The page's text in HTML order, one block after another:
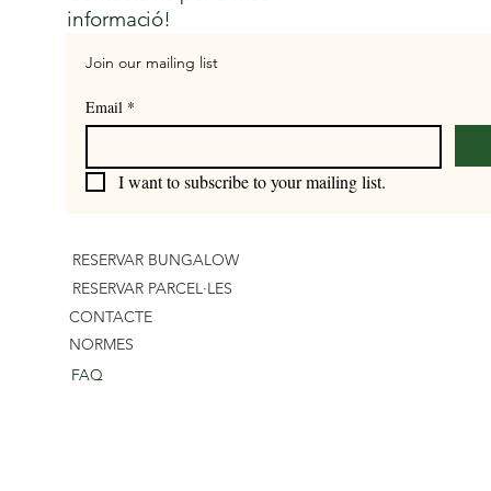
informació!
Join our mailing list
Email *
I want to subscribe to your mailing list.
RESERVAR BUNGALOW
RESERVAR PARCEL·LES
CONTACTE
NORMES
FAQ